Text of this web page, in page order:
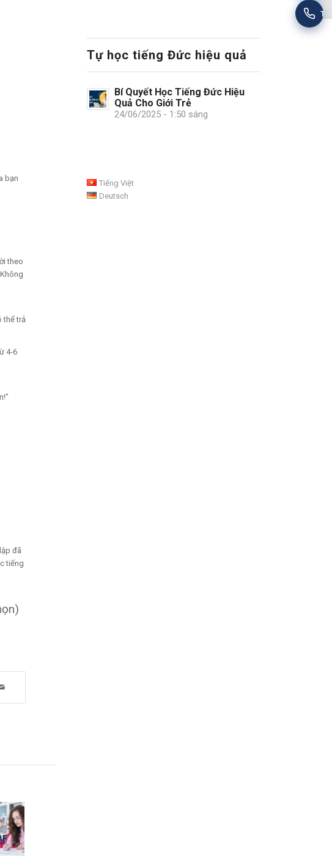
bạn
theo
thể trả
4-6
đã
tiếng
Tự học tiếng Đức hiệu quả
Bí Quyết Học Tiếng Đức Hiệu
Quả Cho Giới Trẻ
24/06/2025 - 1:50 sáng
Tiếng Việt
Deutsch
Tư